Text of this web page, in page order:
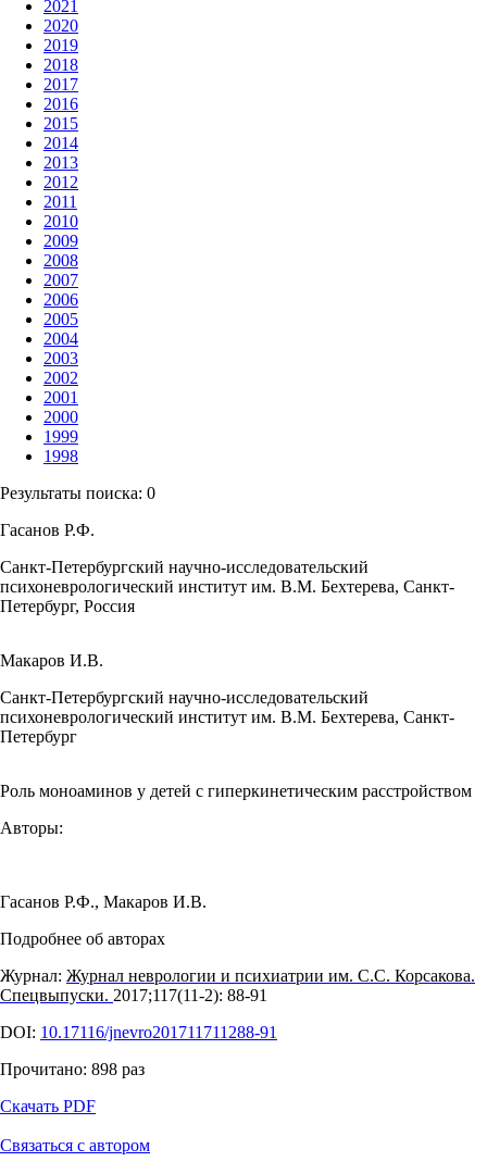
2021
2020
2019
2018
2017
2016
2015
2014
2013
2012
2011
2010
2009
2008
2007
2006
2005
2004
2003
2002
2001
2000
1999
1998
Результаты поиска: 0
Гасанов Р.Ф.
Санкт-Петербургский научно-исследовательский
психоневрологический институт им. В.М. Бехтерева, Санкт-
Петербург, Россия
Макаров И.В.
Санкт-Петербургский научно-исследовательский
психоневрологический институт им. В.М. Бехтерева, Санкт-
Петербург
Роль моноаминов у детей с гиперкинетическим расстройством
Авторы:
Гасанов Р.Ф., Макаров И.В.
Подробнее об авторах
Журнал: Журнал неврологии и психиатрии им. С.С. Корсакова.
Спецвыпуски. 2017;117(11‑2): 88‑91
DOI: 10.17116/jnevro201711711288-91
Прочитано: 898 раз
Скачать PDF
Связаться с автором